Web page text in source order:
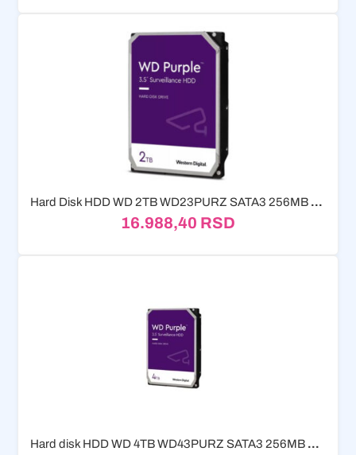
Hard Disk HDD WD 2TB WD23PURZ SATA3 256MB 5400rpm
16.988,40 RSD
Hard disk HDD WD 4TB WD43PURZ SATA3 256MB Purple